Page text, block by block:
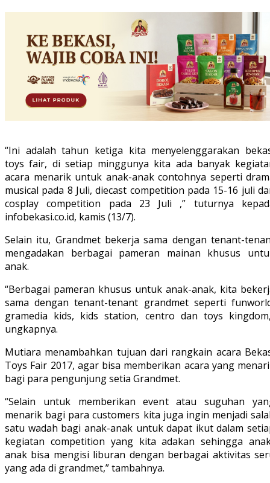
“Ini adalah tahun ketiga kita menyelenggarakan
toys fair, di setiap minggunya kita ada banyak
acara menarik untuk anak-anak contohnya seperti
musical pada 8 Juli, diecast competition pada 15-16 juli
cosplay competition pada 23 Juli ,” tuturnya
infobekasi.co.id, kamis (13/7).
Selain itu, Grandmet bekerja sama dengan tenant-
mengadakan berbagai pameran mainan khusus
anak.
“Berbagai pameran khusus untuk anak-anak, kita
sama dengan tenant-tenant grandmet seperti
gramedia kids, kids station, centro dan toys
ungkapnya.
Mutiara menambahkan tujuan dari rangkain acara
Toys Fair 2017, agar bisa memberikan acara yang
bagi para pengunjung setia Grandmet.
“Selain untuk memberikan event atau suguhan
menarik bagi para customers kita juga ingin menjadi
satu wadah bagi anak-anak untuk dapat ikut dalam
kegiatan competition yang kita adakan sehingga
anak bisa mengisi liburan dengan berbagai aktivitas
yang ada di grandmet,” tambahnya.